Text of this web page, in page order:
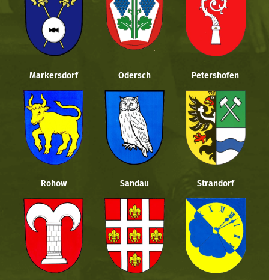
Markersdorf Odersch Petershofen
Rohow Sandau Strandorf